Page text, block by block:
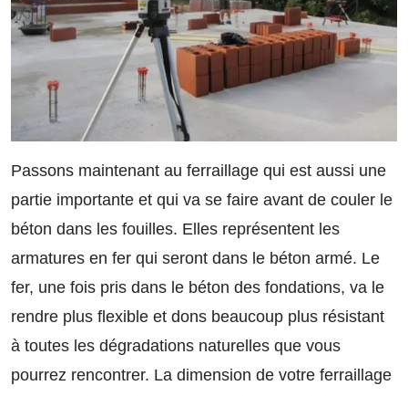
Passons maintenant au ferraillage qui est aussi une
partie importante et qui va se faire avant de couler le
béton dans les fouilles. Elles représentent les
armatures en fer qui seront dans le béton armé. Le
fer, une fois pris dans le béton des fondations, va le
rendre plus flexible et dons beaucoup plus résistant
à toutes les dégradations naturelles que vous
pourrez rencontrer. La dimension de votre ferraillage